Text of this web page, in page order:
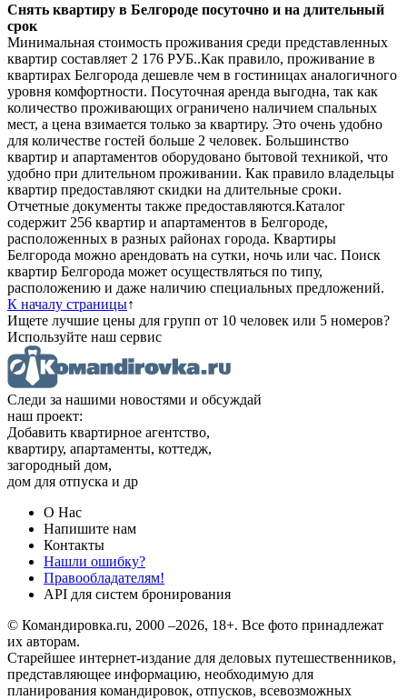
Снять квартиру в Белгороде посуточно и на длительный
срок
Минимальная стоимость проживания среди представленных
квартир составляет 2 176 РУБ..Как правило, проживание в
квартирах Белгорода дешевле чем в гостиницах аналогичного
уровня комфортности. Посуточная аренда выгодна, так как
количество проживающих ограничено наличием спальных
мест, а цена взимается только за квартиру. Это очень удобно
для количестве гостей больше 2 человек. Большинство
квартир и апартаментов оборудовано бытовой техникой, что
удобно при длительном проживании. Как правило владельцы
квартир предоставляют скидки на длительные сроки.
Отчетные документы также предоставляются.Каталог
содержит 256 квартир и апартаментов в Белгороде,
расположенных в разных районах города. Квартиры
Белгорода можно арендовать на сутки, ночь или час. Поиск
квартир Белгорода может осуществляться по типу,
расположению и даже наличию специальных предложений.
К началу страницы↑
Ищете лучшие цены для групп от 10 человек или 5 номеров?
Используйте наш сервис
Следи за нашими новостями и обсуждай
наш проект:
Добавить квартирное агентство,
квартиру, апартаменты, коттедж,
загородный дом,
дом для отпуска и др
О Нас
Напишите нам
Контакты
Нашли ошибку?
Правообладателям!
API для систем бронирования
© Командировка.ru, 2000 –2026, 18+. Все фото принадлежат
их авторам.
Старейшее интернет-издание для деловых путешественников,
представляющее информацию, необходимую для
планирования командировок, отпусков, всевозможных